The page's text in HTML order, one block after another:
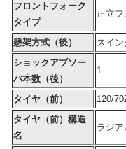
フロントフォーク
タイプ
正立フ
懸架方式（後） スイ
ショックアブソー
バ本数（後）
1
タイヤ（前） 120/
タイヤ（前）構造
名
ラジア